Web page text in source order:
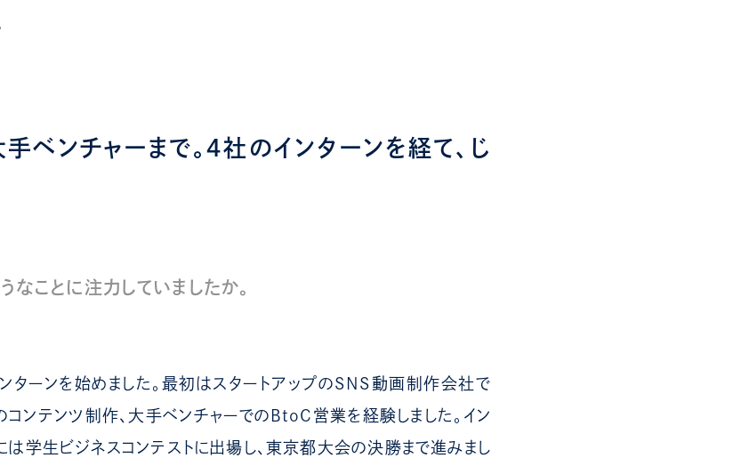
ベンチャーまで。４社のインターンを経て、じ
なことに注力していましたか。
ターンを始めました。最初はスタートアップのSNS動画制作会社で
ンテンツ制作、大手ベンチャーでのBtoC営業を経験しました。イン
は学生ビジネスコンテストに出場し、東京都大会の決勝まで進みまし